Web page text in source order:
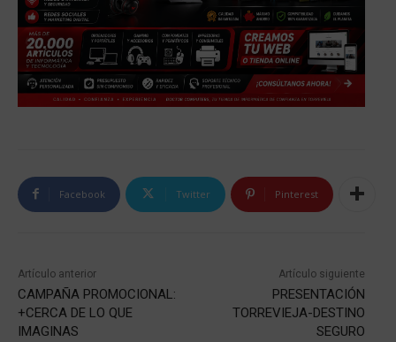
Facebook Twitter Pinterest
Artículo anterior
CAMPAÑA PROMOCIONAL:
+CERCA DE LO QUE
IMAGINAS
Artículo siguiente
PRESENTACIÓN
TORREVIEJA-DESTINO
SEGURO